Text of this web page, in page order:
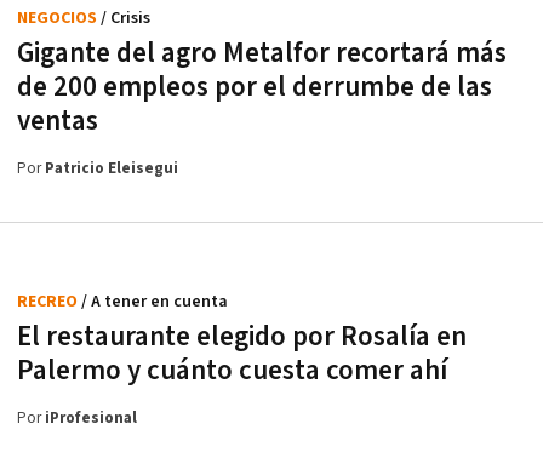
Gigante del agro Metalfor recortará más
de 200 empleos por el derrumbe de las
ventas
NEGOCIOS / Crisis
PorPatricio Eleisegui
El restaurante elegido por Rosalía en
Palermo y cuánto cuesta comer ahí
RECREO / A tener en cuenta
PoriProfesional